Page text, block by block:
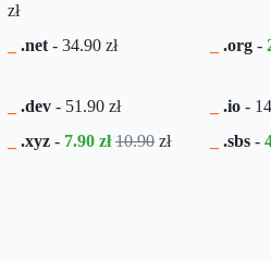
zł
.net - 34.90 zł .org -
.dev - 51.90 zł .io -
.xyz - 7.90 zł 10.90 zł .sbs -